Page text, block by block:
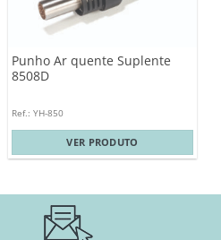
Punho Ar quente Suplente
8508D
Ref.: YH-850
VER PRODUTO